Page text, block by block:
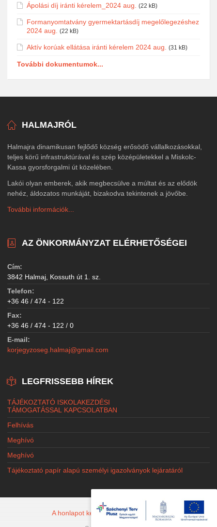
Ápolási díj iránti kérelem_2024 aug. (22 kB)
Formanyomtatvány gyermektartásdíj megelőlegezéshez
2024 aug.
(22 kB)
Aktív korúak ellátása iránti kérelem 2024 aug. (31 kB)
További dokumentumok...
HALMAJRÓL
Halmajra dinamikusan fejlődő község erősödő vállalkozásokkal,
teljes körű infrastruktúrával és szép középületekkel a Miskolc-
Kassa gyorsforgalmi út közelében.
Lakói olyan emberek, akik megbecsülve a múltat és az elődök
nehéz, áldozatos munkáját, bizakodva tekintenek a jövőbe.
További információk...
AZ ÖNKORMÁNYZAT ELÉRHETŐSÉGEI
Cím:
3842 Halmaj, Kossuth út 1. sz.
Telefon:
+36 46 / 474 - 122
Fax:
+36 46 / 474 - 122 / 0
E-mail:
korjegyzoseg.halmaj@gmail.com
LEGFRISSEBB HÍREK
TÁJÉKOZTATÓ ISKOLAKEZDÉSI
TÁMOGATÁSSAL KAPCSOLATBAN
Felhívás
Meghívó
Meghívó
Tájékoztató papír alapú személyi igazolványok lejáratáról
A honlapot készítette: Jacobi Marketing